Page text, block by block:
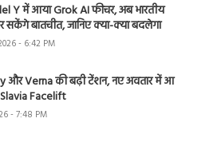
Y में आया Grok AI फीचर, अब भारतीय
सकेंगे बातचीत, जानिए क्या-क्या बदलेगा
- 6:42 PM
और Verna की बढ़ी टेंशन, नए अवतार में आ
Facelift
- 7:48 PM